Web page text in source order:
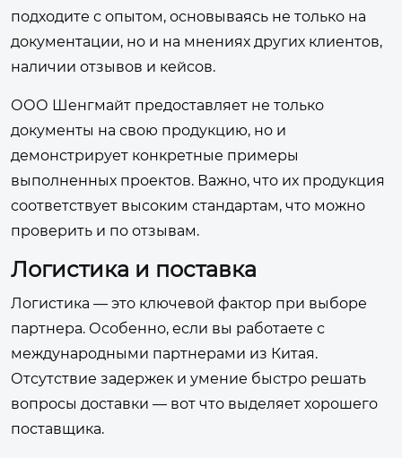
подходите с опытом, основываясь не только на
документации, но и на мнениях других клиентов,
наличии отзывов и кейсов.
ООО Шенгмайт предоставляет не только
документы на свою продукцию, но и
демонстрирует конкретные примеры
выполненных проектов. Важно, что их продукция
соответствует высоким стандартам, что можно
проверить и по отзывам.
Логистика и поставка
Логистика — это ключевой фактор при выборе
партнера. Особенно, если вы работаете с
международными партнерами из Китая.
Отсутствие задержек и умение быстро решать
вопросы доставки — вот что выделяет хорошего
поставщика.